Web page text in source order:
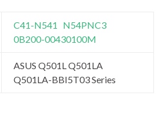
C41-N541
N54PNC3
0B200-00430100M
ASUS Q501L Q501LA
Q501LA-BBI5T03 Series